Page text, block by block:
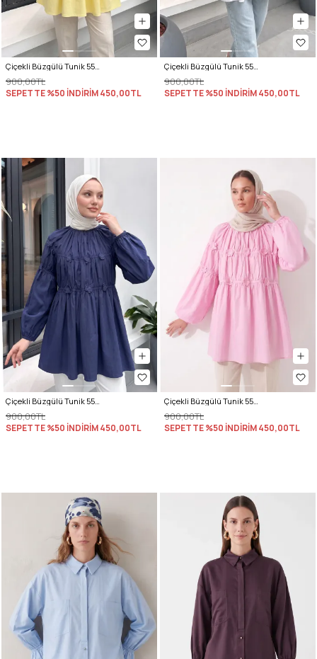
Çiçekli Büzgülü Tunik 5501 - SARI
900,00TL
SEPETTE %50 İNDİRİM450,00TL
Çiçekli Büzgülü Tunik 5501 - BEYAZ
900,00TL
SEPETTE %50 İNDİRİM450,00TL
Çiçekli Büzgülü Tunik 5501 - LACİVERT
900,00TL
SEPETTE %50 İNDİRİM450,00TL
Çiçekli Büzgülü Tunik 5501 - AÇIK PEMBE
900,00TL
SEPETTE %50 İNDİRİM450,00TL